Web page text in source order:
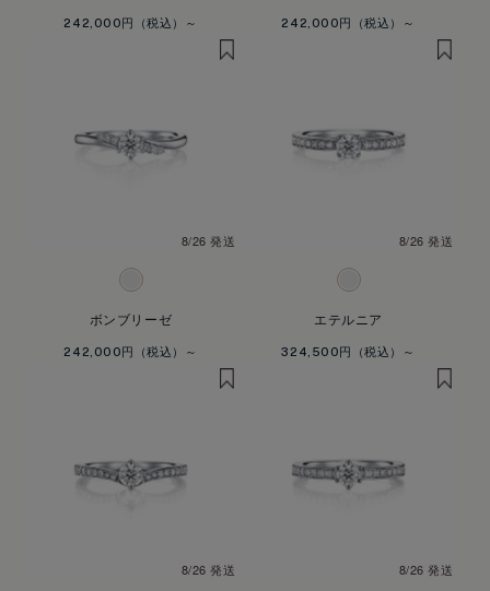
242,000円 242,000円
8/26 発送
ボンブリーゼ
242,000円
8/26 発送
エテルニア
324,500円
8/26 発送 8/26 発送